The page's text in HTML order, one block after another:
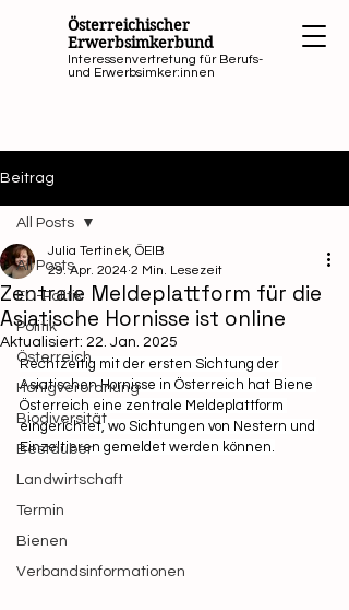
Österreichischer
Erwerbsimkerbund
Interessenvertretung für Berufs-
und Erwerbsimker:innen
Beitrag
All Posts
EU-Politik
Politik
Österreich
Honigverordnung
Biodiversität
Bestäuber
Landwirtschaft
Termin
Bienen
Verbandsinformationen
All Posts
Zentrale Meldeplattform für die
Asiatische Hornisse ist online
Julia Tertinek, ÖEIB
29. Apr. 2024 2 Min. Lesezeit
Aktualisiert: 22. Jan. 2025
Rechtzeitig mit der ersten Sichtung der
Asiatischen Hornisse in Österreich hat Biene
Österreich eine zentrale Meldeplattform
eingerichtet, wo Sichtungen von Nestern und
Einzeltieren gemeldet werden können.